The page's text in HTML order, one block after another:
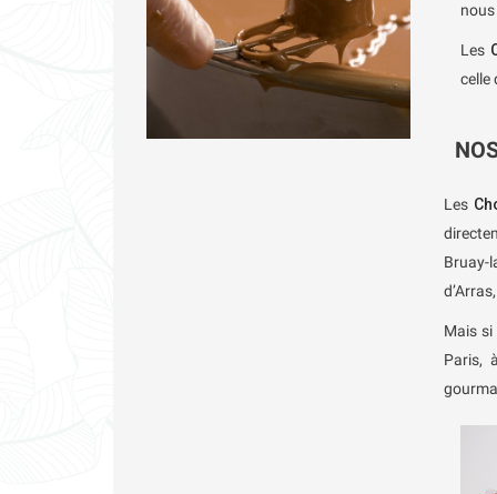
nous
Les
celle
Les
Bruay-
Mais si
Paris,